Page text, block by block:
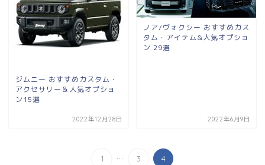
ジムニー おすすめカスタム・
アクセサリー＆人気オプショ
ン15選
2022年12月28日
ノア/ヴォクシー おすすめカス
タム・アイテム&人気オプショ
ン 29選
2022年6月9日
1 ... 3 4